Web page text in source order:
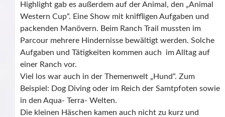
Highlight gab es außerdem auf der Animal, den „Animal
Western Cup“. Eine Show mit kniffligen Aufgaben und
packenden Manövern. Beim Ranch Trail mussten im
Parcour mehrere Hindernisse bewältigt werden. Solche
Aufgaben und Tätigkeiten kommen auch im Alltag auf
einer Ranch vor.
Viel los war auch in der Themenwelt „Hund“. Zum
Beispiel: Dog Diving oder im Reich der Samtpfoten sowie
in den Aqua- Terra- Welten.
Die kleinen Häschen kamen auch nicht zu kurz und